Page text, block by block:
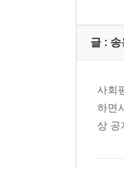
글 : 송
사회
하면
상 공